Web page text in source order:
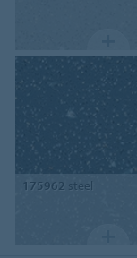
175962 steel